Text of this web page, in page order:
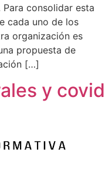
consolidar esta
cada uno de los
organización es
propuesta de
[…]
y covid